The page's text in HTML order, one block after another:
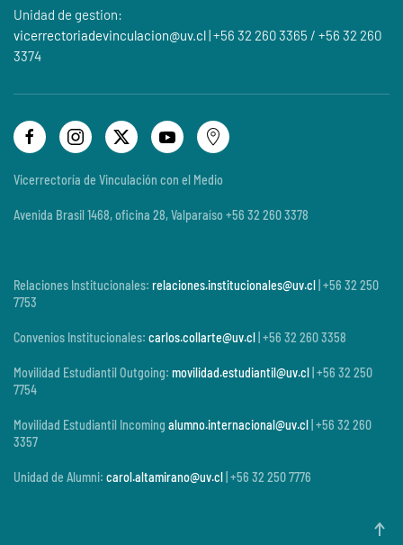
Unidad de gestion:
vicerrectoriadevinculacion@uv.cl| +56 32 260 3365 / +56 32 260
3374
Vicerrectoría de Vinculación con el Medio
Avenida Brasil 1468, oficina 28, Valparaíso +56 32 260 3378
Relaciones Institucionales: relaciones.institucionales@uv.cl | +56 32 250
7753
Convenios Institucionales: carlos.collarte@uv.cl | +56 32 260 3358
Movilidad Estudiantil Outgoing: movilidad.estudiantil@uv.cl | +56 32 250
7754
Movilidad Estudiantil Incoming alumno.internacional@uv.cl | +56 32 260
3357
Unidad de Alumni: carol.altamirano@uv.cl | +56 32 250 7776